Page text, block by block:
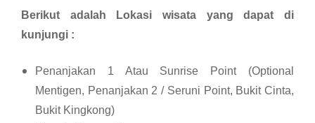
Berikut adalah Lokasi wisata yang dapat di
kunjungi :
Penanjakan 1 Atau Sunrise Point (Optional
Mentigen, Penanjakan 2 / Seruni Point, Bukit Cinta,
Bukit Kingkong)